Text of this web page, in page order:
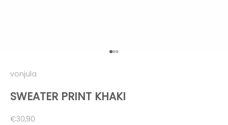
Gehe zu Element 1
Gehe zu Element 2
Gehe zu Element 3
vonjula
SWEATER PRINT KHAKI
Angebot
€30,90